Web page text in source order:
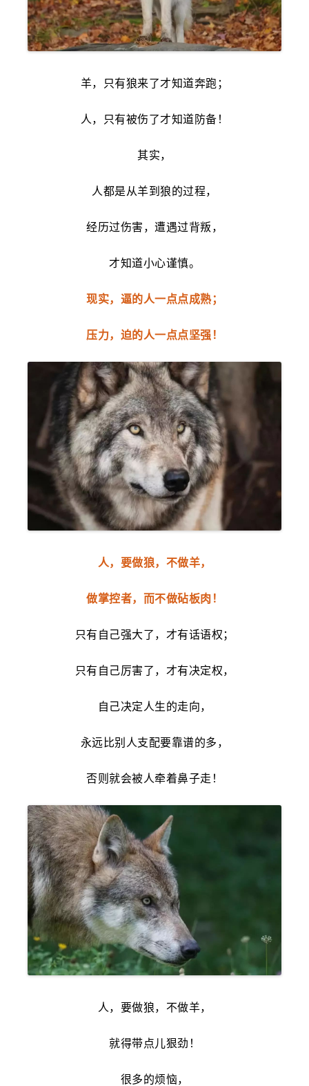
羊，只有狼来了才知道奔跑；
人，只有被伤了才知道防备！
其实，
人都是从羊到狼的过程，
经历过伤害，遭遇过背叛，
才知道小心谨慎。
现实，逼的人一点点成熟；
压力，迫的人一点点坚强！
人，要做狼，不做羊，
做掌控者，而不做砧板肉！
只有自己强大了，才有话语权；
只有自己厉害了，才有决定权，
自己决定人生的走向，
永远比别人支配要靠谱的多，
否则就会被人牵着鼻子走！
人，要做狼，不做羊，
就得带点儿狠劲！
很多的烦恼，